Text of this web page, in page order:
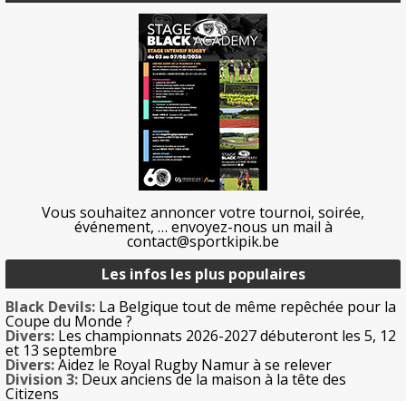
Vous souhaitez annoncer votre tournoi, soirée,
événement, … envoyez-nous un mail à
contact@sportkipik.be
Les infos les plus populaires
Black Devils: La Belgique tout de même repêchée pour la
Coupe du Monde ?
Divers: Les championnats 2026-2027 débuteront les 5, 12
et 13 septembre
Divers:Aidez le Royal Rugby Namur à se relever
Division 3: Deux anciens de la maison à la tête des
Citizens